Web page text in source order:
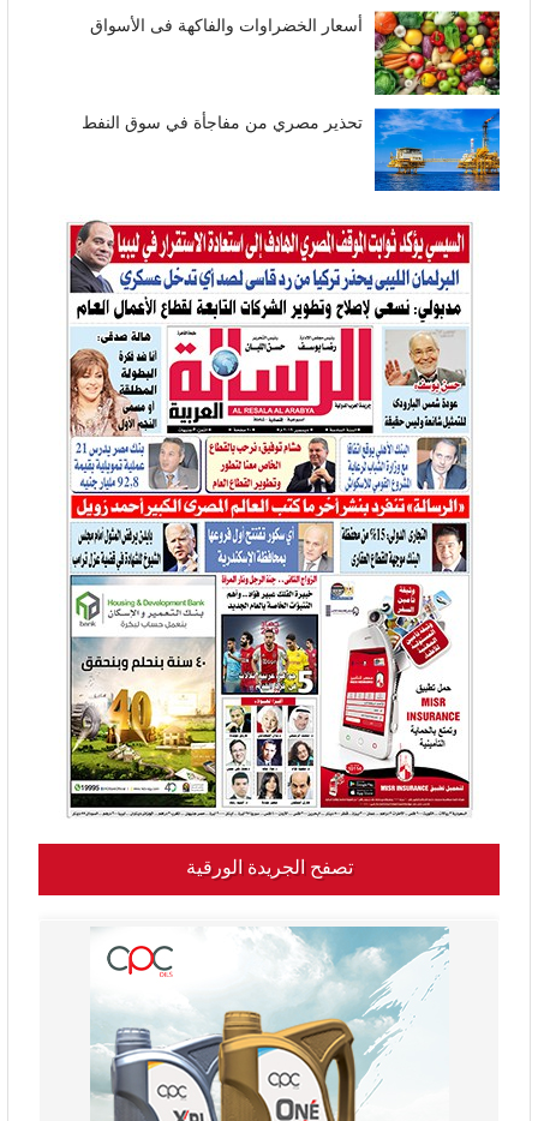
أسعار الخضراوات والفاكهة فى الأسواق
تحذير مصري من مفاجأة في سوق النفط
تصفح الجريدة الورقية